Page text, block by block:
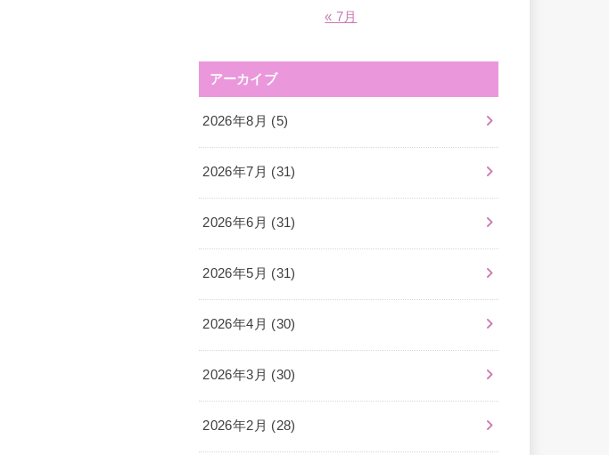
« 7月
アーカイブ
2026年8月 (5)
2026年7月 (31)
2026年6月 (31)
2026年5月 (31)
2026年4月 (30)
2026年3月 (30)
2026年2月 (28)